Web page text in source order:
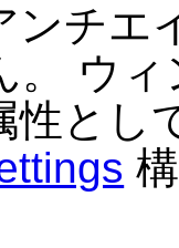
ンチエ
。 ウ
性とし